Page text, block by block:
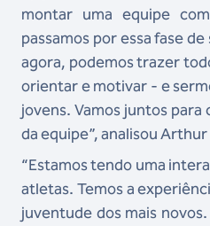
montar uma equipe
passamos por essa fase
agora, podemos trazer
orientar e motivar - e
jovens. Vamos juntos
da equipe”, analisou
“Estamos tendo uma
atletas. Temos a
juventude dos mais